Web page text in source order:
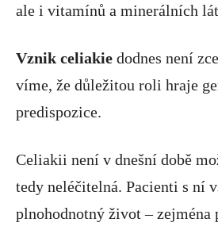
ale i vitamínů a minerálních
Vznik celiakie dodnes není
víme, že důležitou roli hraje
predispozice.
Celiakii není v dnešní době
tedy neléčitelná. Pacienti s ní
plnohodnotný život – zejména